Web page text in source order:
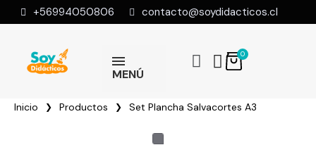
+56994050806 contacto@soydidacticos.cl
MENÚ
Inicio Productos Set Plancha Salvacortes A3